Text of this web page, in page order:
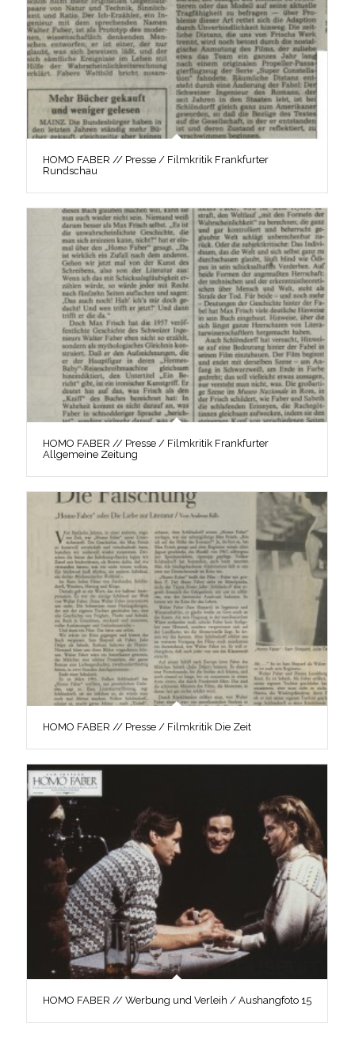
HOMO FABER // Presse / Filmkritik Frankfurter
Rundschau
HOMO FABER // Presse / Filmkritik Frankfurter
Allgemeine Zeitung
HOMO FABER // Presse / Filmkritik Die Zeit
HOMO FABER // Werbung und Verleih / Aushangfoto 15